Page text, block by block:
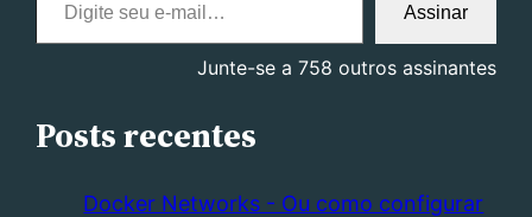
r
Assinar
Junte-se a 758 outros assinantes
Posts recentes
Docker Networks - Ou como configurar